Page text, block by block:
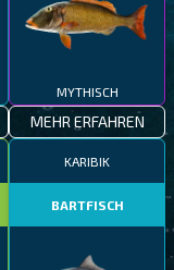
MYTHISCH
MEHR ERFAHREN
KARIBIK
BARTFISCH